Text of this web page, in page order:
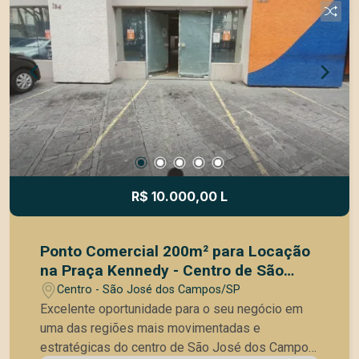
comerciais, ideal para empresas que buscam
presença, fácil acesso e destaque em uma
região consolidada e valorizada. Uma excelente
escolha para quem deseja posicionar seu
negócio em um endereço estratégico e com
grande circulação.
R$ 10.000,00 L
Ponto Comercial 200m² para Locação
na Praça Kennedy - Centro de São
José dos Campo
Centro - São José dos Campos/SP
Excelente oportunidade para o seu negócio em
uma das regiões mais movimentadas e
estratégicas do centro de São José dos Campos.